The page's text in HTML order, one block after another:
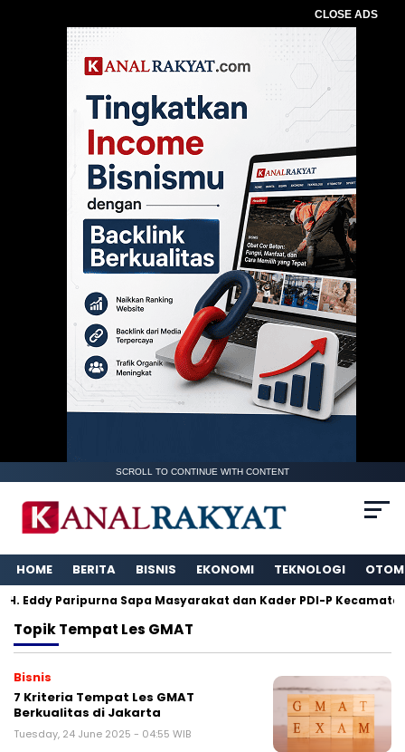
CLOSE ADS
SCROLL TO CONTINUE WITH CONTENT
HOME BERITA BISNIS EKONOMI TEKNOLOGI
Eddy Paripurna Sapa Masyarakat dan Kader PDI-P Kecamatan
TopikTempat Les GMAT
Bisnis
7 Kriteria Tempat Les GMAT
Berkualitas di Jakarta
Tuesday, 24 June 2025 - 04:55 WIB